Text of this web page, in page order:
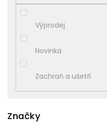
ů
Výprodej
Novinka
Zachraň a ušetři
Značky